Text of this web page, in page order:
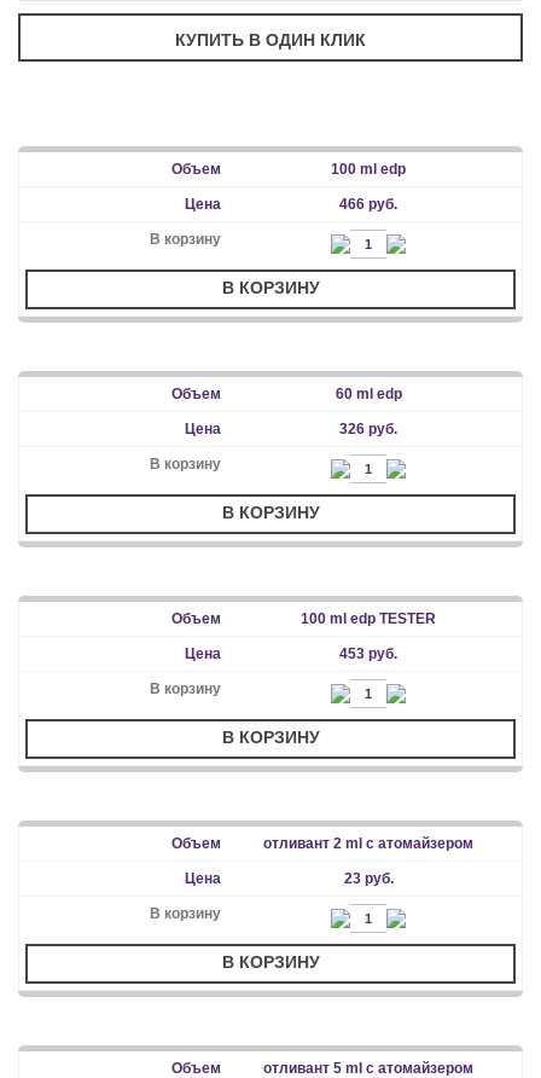
100 ml edp
466 руб.
В КОРЗИНУ
60 ml edp
326 руб.
В КОРЗИНУ
100 ml edp TESTER
453 руб.
В КОРЗИНУ
отливант 2 ml с атомайзером
23 руб.
В КОРЗИНУ
отливант 5 ml с атомайзером